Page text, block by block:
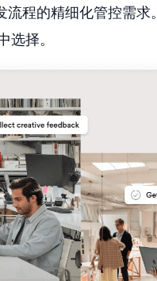
程的精细化管控需求
择。